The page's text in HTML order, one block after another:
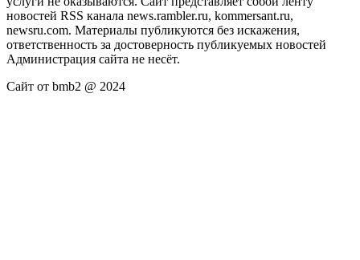
новостей RSS канала news.rambler.ru, kommersant.ru,
newsru.com. Материалы публикуются без искажения,
ответственность за достоверность публикуемых новостей
Администрация сайта не несёт.
Сайт от bmb2 @ 2024